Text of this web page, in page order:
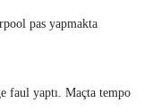
pas yapmakta
faul yaptı. Maçta tempo